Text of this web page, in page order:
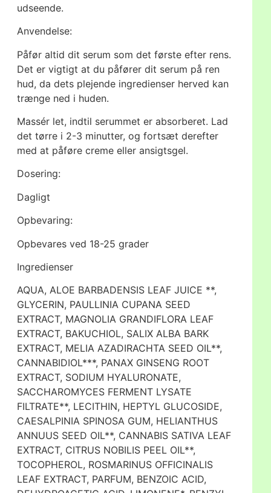
udseende.
Anvendelse:
Påfør altid dit serum som det første efter rens.
Det er vigtigt at du påfører dit serum på ren
hud, da dets plejende ingredienser herved kan
trænge ned i huden.
Massér let, indtil serummet er absorberet. Lad
det tørre i 2-3 minutter, og fortsæt derefter
med at påføre creme eller ansigtsgel.
Dosering:
Dagligt
Opbevaring:
Opbevares ved 18-25 grader
Ingredienser
AQUA, ALOE BARBADENSIS LEAF JUICE **,
GLYCERIN, PAULLINIA CUPANA SEED
EXTRACT, MAGNOLIA GRANDIFLORA LEAF
EXTRACT, BAKUCHIOL, SALIX ALBA BARK
EXTRACT, MELIA AZADIRACHTA SEED OIL**,
CANNABIDIOL***, PANAX GINSENG ROOT
EXTRACT, SODIUM HYALURONATE,
SACCHAROMYCES FERMENT LYSATE
FILTRATE**, LECITHIN, HEPTYL GLUCOSIDE,
CAESALPINIA SPINOSA GUM, HELIANTHUS
ANNUUS SEED OIL**, CANNABIS SATIVA LEAF
EXTRACT, CITRUS NOBILIS PEEL OIL**,
TOCOPHEROL, ROSMARINUS OFFICINALIS
LEAF EXTRACT, PARFUM, BENZOIC ACID,